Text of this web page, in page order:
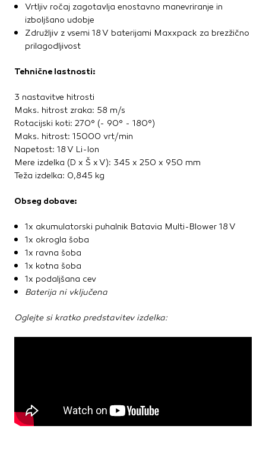
Vrtljiv ročaj zagotavlja enostavno manevriranje in
izboljšano udobje
Združljiv z vsemi 18 V baterijami Maxxpack za brezžično
prilagodljivost
Tehnične lastnosti:
3 nastavitve hitrosti
Maks. hitrost zraka: 58 m/s
Rotacijski koti: 270° (- 90° - 180°)
Maks. hitrost: 15000 vrt/min
Napetost: 18 V Li-Ion
Mere izdelka (D x Š x V): 345 x 250 x 950 mm
Teža izdelka: 0,845 kg
Obseg dobave:
1x akumulatorski puhalnik Batavia Multi-Blower 18 V
1x okrogla šoba
1x ravna šoba
1x kotna šoba
1x podaljšana cev
Baterija ni vključena
Oglejte si kratko predstavitev izdelka: